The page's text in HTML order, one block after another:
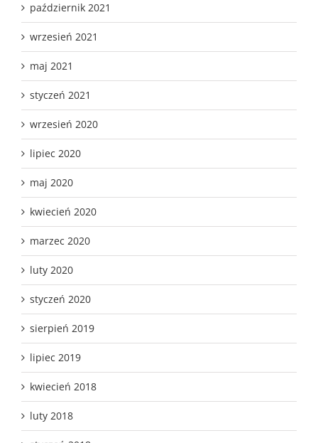
październik 2021
wrzesień 2021
maj 2021
styczeń 2021
wrzesień 2020
lipiec 2020
maj 2020
kwiecień 2020
marzec 2020
luty 2020
styczeń 2020
sierpień 2019
lipiec 2019
kwiecień 2018
luty 2018